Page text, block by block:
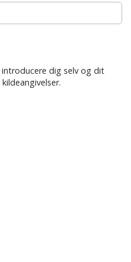
dig selv og dit